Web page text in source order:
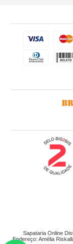
Sapataria Online
Endereço: Amélia